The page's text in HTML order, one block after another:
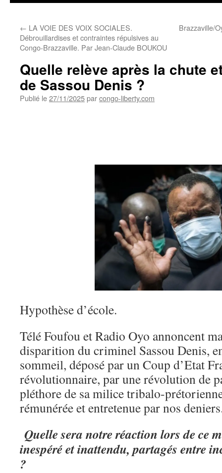
← LA VOIE DES VOIX SOCIALES.
Débrouillardises et contraintes répulsives au
Congo-Brazzaville. Par Jean-Claude BOUKOU
Brazzaville/
Quelle relève après la chute
de Sassou Denis ?
Publié le27/11/2025parcongo-liberty.com
Hypothèse d’école.
Télé Foufou et Radio Oyo annoncent
disparition du criminel Sassou Denis,
sommeil, déposé par un Coup d’Etat
révolutionnaire, par une révolution de
pléthore de sa milice tribalo-
rémunérée et entretenue par nos
Quelle sera notre réaction lors de ce
inespéré et inattendu, partagés entre
?